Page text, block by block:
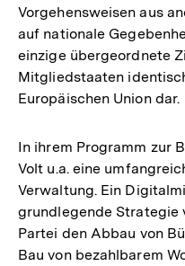
Vorgehensweisen aus
auf nationale
einzige übergeordnete
Mitgliedstaaten
Europäischen Union dar.
In ihrem Programm zur
Volt u.a. eine
Verwaltung. Ein
grundlegende Strategie
Partei den Abbau von
Bau von bezahlbarem